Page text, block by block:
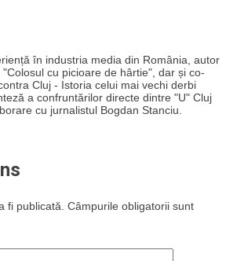
în industria media din România, autor
cu picioare de hârtie", dar și co-
Cluj - Istoria celui mai vechi derbi
a confruntărilor directe dintre "U" Cluj
cu jurnalistul Bogdan Stanciu.
fi publicată. Câmpurile obligatorii sunt